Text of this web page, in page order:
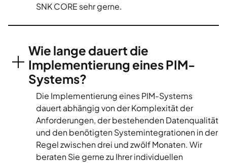
SNK CORE sehr gerne.
Wie lange dauert die
Implementierung eines PIM-
Systems?
Die Implementierung eines PIM-Systems
dauert abhängig von der Komplexität der
Anforderungen, der bestehenden Datenqualität
und den benötigten Systemintegrationen in der
Regel zwischen drei und zwölf Monaten. Wir
beraten Sie gerne zu Ihrer individuellen